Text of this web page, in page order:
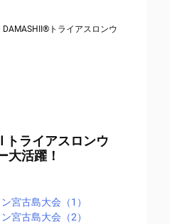
DAMASHII®︎トライアスロンウ
トライアスロンウ
大活躍！
宮古島大会（1）
宮古島大会（2）